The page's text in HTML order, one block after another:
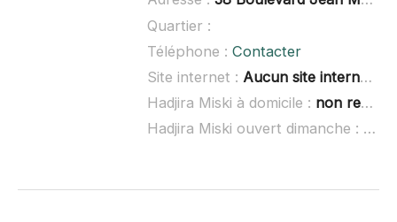
Quartier :
Téléphone : Contacter
Site internet : Aucun site internet connu
Hadjira Miski à domicile : non renseigné
Hadjira Miski ouvert dimanche :
non